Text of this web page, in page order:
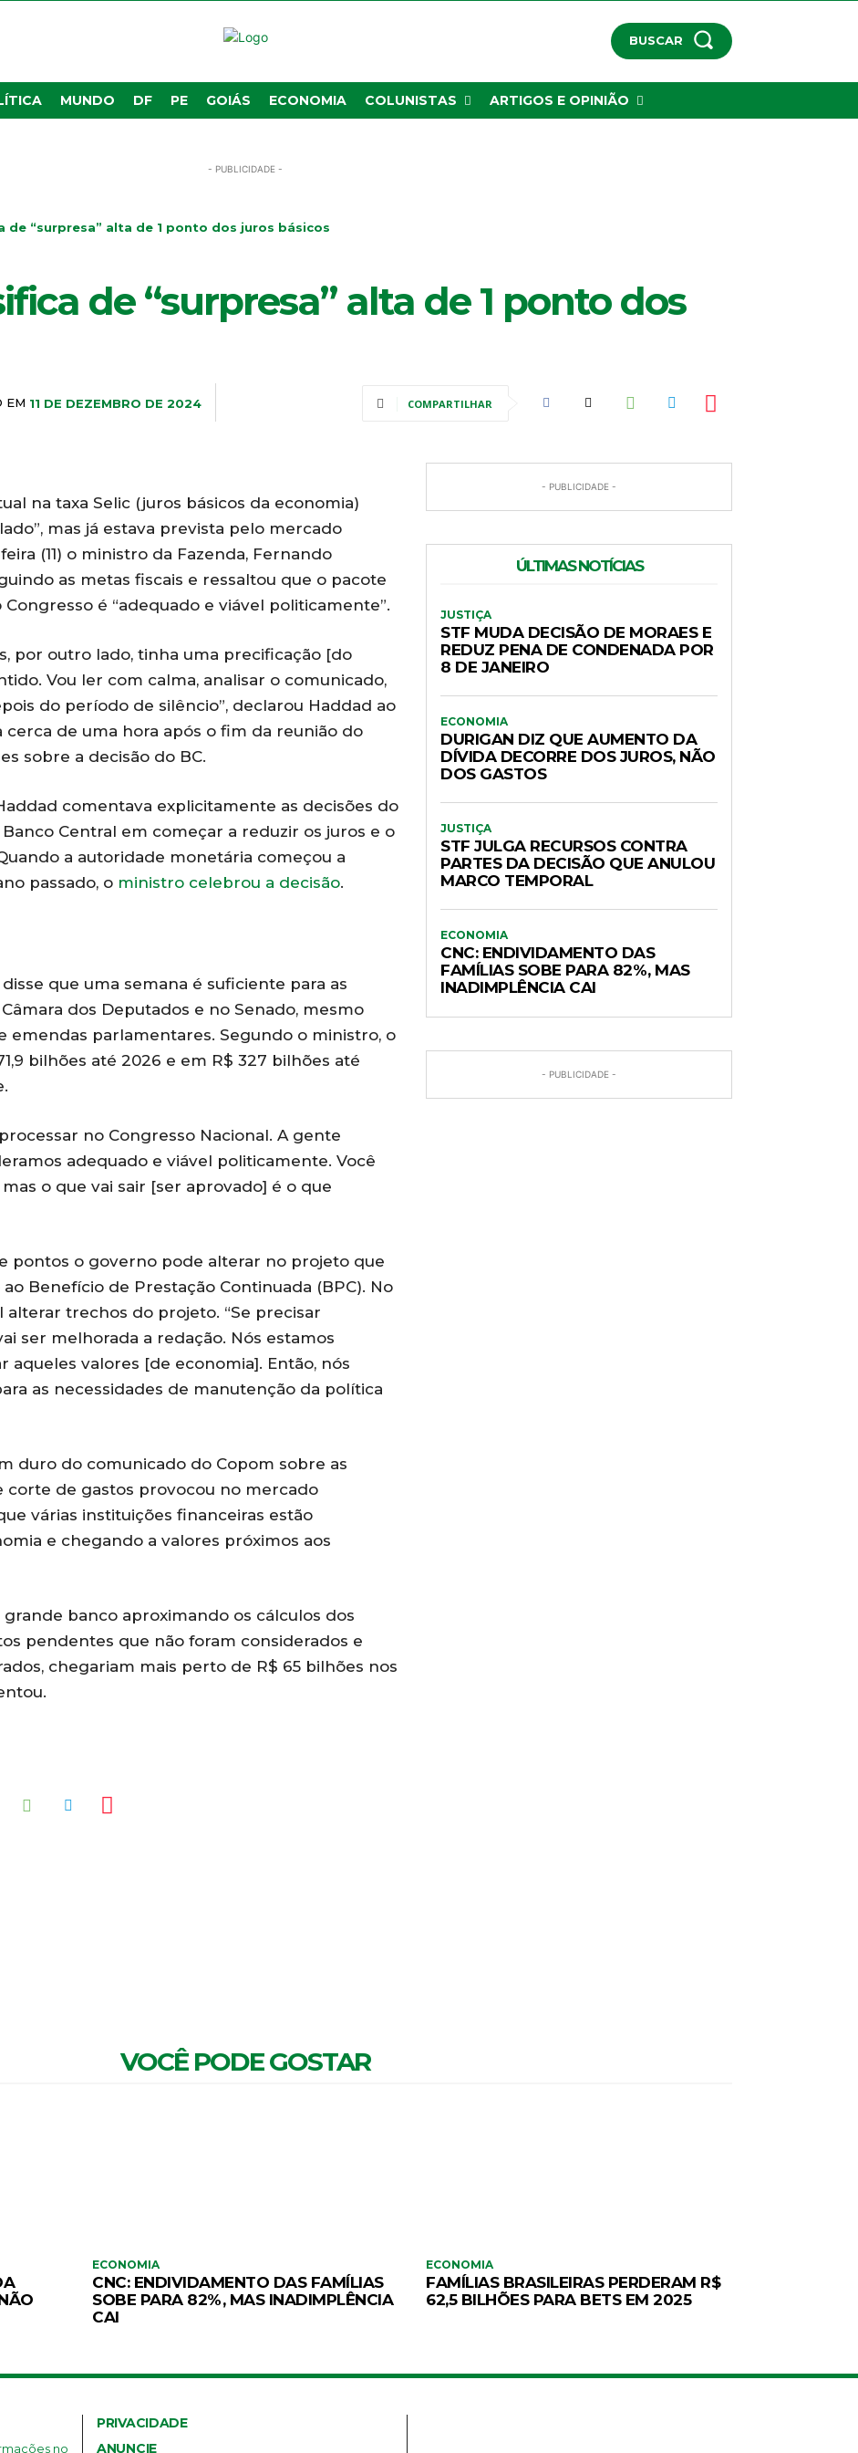
BUSCAR
MUNDO DF PE GOIÁS ECONOMIA COLUNISTAS ARTIGOS E OPINIÃO
- PUBLICIDADE -
de “surpresa” alta de 1 ponto dos juros básicos
de “surpresa” alta de 1 ponto dos
EM 11 DE DEZEMBRO DE 2024 COMPARTILHAR
na taxa Selic (juros básicos da economia)
mas já estava prevista pelo mercado
(11) o ministro da Fazenda, Fernando
as metas fiscais e ressaltou que o pacote
é “adequado e viável politicamente”.
por outro lado, tinha uma precificação [do
Vou ler com calma, analisar o comunicado,
do período de silêncio”, declarou Haddad ao
cerca de uma hora após o fim da reunião do
sobre a decisão do BC.
comentava explicitamente as decisões do
Central em começar a reduzir os juros e o
a autoridade monetária começou a
passado, o ministro celebrou a decisão.
que uma semana é suficiente para as
dos Deputados e no Senado, mesmo
emendas parlamentares. Segundo o ministro, o
bilhões até 2026 e em R$ 327 bilhões até
no Congresso Nacional. A gente
adequado e viável politicamente. Você
o que vai sair [ser aprovado] é o que
pontos o governo pode alterar no projeto que
Benefício de Prestação Continuada (BPC). No
trechos do projeto. “Se precisar
ser melhorada a redação. Nós estamos
aqueles valores [de economia]. Então, nós
as necessidades de manutenção da política
duro do comunicado do Copom sobre as
corte de gastos provocou no mercado
várias instituições financeiras estão
e chegando a valores próximos aos
banco aproximando os cálculos dos
pendentes que não foram considerados e
chegariam mais perto de R$ 65 bilhões nos
- PUBLICIDADE -
ÚLTIMAS NOTÍCIAS
JUSTIÇA
STF MUDA DECISÃO DE MORAES E
REDUZ PENA DE CONDENADA POR
8 DE JANEIRO
ECONOMIA
DURIGAN DIZ QUE AUMENTO DA
DÍVIDA DECORRE DOS JUROS, NÃO
DOS GASTOS
JUSTIÇA
STF JULGA RECURSOS CONTRA
PARTES DA DECISÃO QUE ANULOU
MARCO TEMPORAL
ECONOMIA
CNC: ENDIVIDAMENTO DAS
FAMÍLIAS SOBE PARA 82%, MAS
INADIMPLÊNCIA CAI
- PUBLICIDADE -
VOCÊ PODE GOSTAR
ECONOMIA
CNC: ENDIVIDAMENTO DAS FAMÍLIAS
SOBE PARA 82%, MAS INADIMPLÊNCIA
CAI
ECONOMIA
FAMÍLIAS BRASILEIRAS PERDERAM R$
62,5 BILHÕES PARA BETS EM 2025
no
PRIVACIDADE
ANUNCIE